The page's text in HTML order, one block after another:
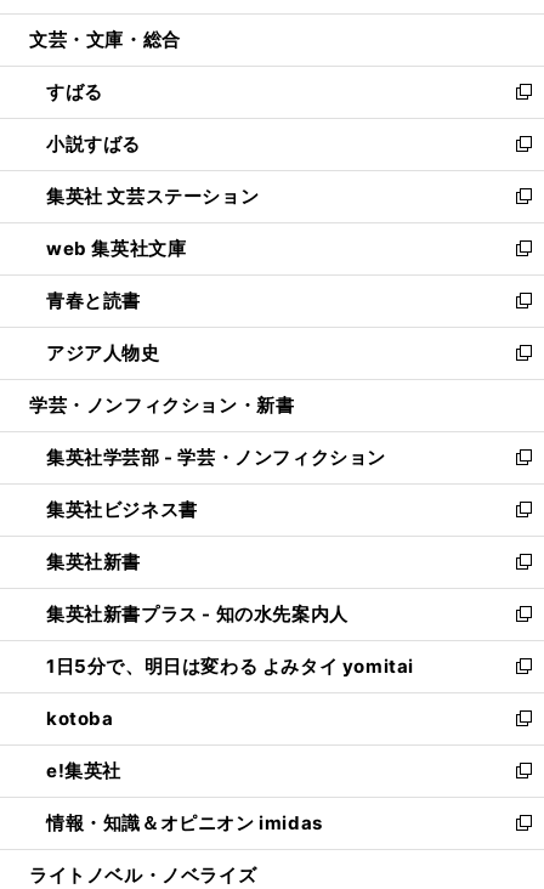
開
ウ
開
く
ン
ウ
で
開
く
ウ
ン
ド
ウ
で
開
く
文芸・文庫・総合
すばる
新
し
い
ウ
ィ
ン
ド
ウ
で
開
く
小説すばる
新
し
い
ウ
ィ
ン
ド
ウ
で
開
集英社 文芸ステーション
新
し
い
ウ
ィ
ン
ド
ウ
開
く
web 集英社文庫
新
し
い
ウ
ィ
ン
ウ
で
開
く
青春と読書
新
し
い
ウ
ン
ド
ウ
で
開
く
アジア人物史
新
し
ウ
ィ
ン
ド
ウ
で
開
く
学芸・ノンフィクション・新書
集英社学芸部 - 学芸・ノンフィクション
新
し
い
ウ
ィ
ン
ド
ウ
で
開
く
集英社ビジネス書
新
し
い
ウ
ィ
ン
ド
ウ
で
開
く
集英社新書
新
し
い
ウ
ィ
ン
ド
ウ
で
開
く
集英社新書プラス - 知の水先案内人
新
し
い
ウ
ィ
ン
ド
ウ
で
開
1日5分で、明日は変わる よみタイ yomitai
新
し
い
ウ
ィ
ン
ド
ウ
kotoba
新
し
い
ウ
ィ
ン
e!集英社
新
し
い
ウ
情報・知識＆オピニオン imidas
新
し
ライトノベル・ノベライズ